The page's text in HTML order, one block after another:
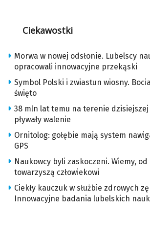
Ciekawostki
Morwa w nowej odsłonie. Lubelscy
opracowali innowacyjne przekąski
Symbol Polski i zwiastun wiosny.
święto
38 mln lat temu na terenie dzisiejszej
pływały walenie
Ornitolog: gołębie mają system
GPS
Naukowcy byli zaskoczeni. Wiemy,
towarzyszą człowiekowi
Ciekły kauczuk w służbie zdrowych
Innowacyjne badania lubelskich